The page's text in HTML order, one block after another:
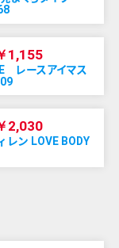
1,155
レースアイマス
2,030
レン LOVE BODY